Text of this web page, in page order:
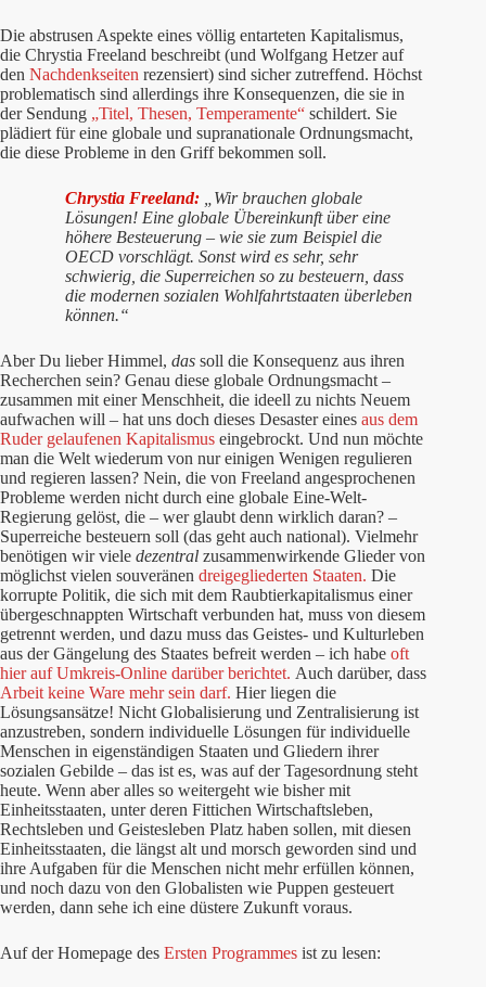
Die abstrusen Aspekte eines völlig entarteten Kapitalismus,
die Chrystia Freeland beschreibt (und Wolfgang Hetzer auf
den Nachdenkseiten rezensiert) sind sicher zutreffend. Höchst
problematisch sind allerdings ihre Konsequenzen, die sie in
der Sendung „Titel, Thesen, Temperamente“ schildert. Sie
plädiert für eine globale und supranationale Ordnungsmacht,
die diese Probleme in den Griff bekommen soll.
Chrystia Freeland: „Wir brauchen globale
Lösungen! Eine globale Übereinkunft über eine
höhere Besteuerung – wie sie zum Beispiel die
OECD vorschlägt. Sonst wird es sehr, sehr
schwierig, die Superreichen so zu besteuern, dass
die modernen sozialen Wohlfahrtstaaten überleben
können.“
Aber Du lieber Himmel, das soll die Konsequenz aus ihren
Recherchen sein? Genau diese globale Ordnungsmacht –
zusammen mit einer Menschheit, die ideell zu nichts Neuem
aufwachen will – hat uns doch dieses Desaster eines aus dem
Ruder gelaufenen Kapitalismus eingebrockt. Und nun möchte
man die Welt wiederum von nur einigen Wenigen regulieren
und regieren lassen? Nein, die von Freeland angesprochenen
Probleme werden nicht durch eine globale Eine-Welt-
Regierung gelöst, die – wer glaubt denn wirklich daran? –
Superreiche besteuern soll (das geht auch national). Vielmehr
benötigen wir viele dezentral zusammenwirkende Glieder von
möglichst vielen souveränen dreigegliederten Staaten. Die
korrupte Politik, die sich mit dem Raubtierkapitalismus einer
übergeschnappten Wirtschaft verbunden hat, muss von diesem
getrennt werden, und dazu muss das Geistes- und Kulturleben
aus der Gängelung des Staates befreit werden – ich habe oft
hier auf Umkreis-Online darüber berichtet. Auch darüber, dass
Arbeit keine Ware mehr sein darf. Hier liegen die
Lösungsansätze! Nicht Globalisierung und Zentralisierung ist
anzustreben, sondern individuelle Lösungen für individuelle
Menschen in eigenständigen Staaten und Gliedern ihrer
sozialen Gebilde – das ist es, was auf der Tagesordnung steht
heute. Wenn aber alles so weitergeht wie bisher mit
Einheitsstaaten, unter deren Fittichen Wirtschaftsleben,
Rechtsleben und Geistesleben Platz haben sollen, mit diesen
Einheitsstaaten, die längst alt und morsch geworden sind und
ihre Aufgaben für die Menschen nicht mehr erfüllen können,
und noch dazu von den Globalisten wie Puppen gesteuert
werden, dann sehe ich eine düstere Zukunft voraus.
Auf der Homepage des Ersten Programmes ist zu lesen: